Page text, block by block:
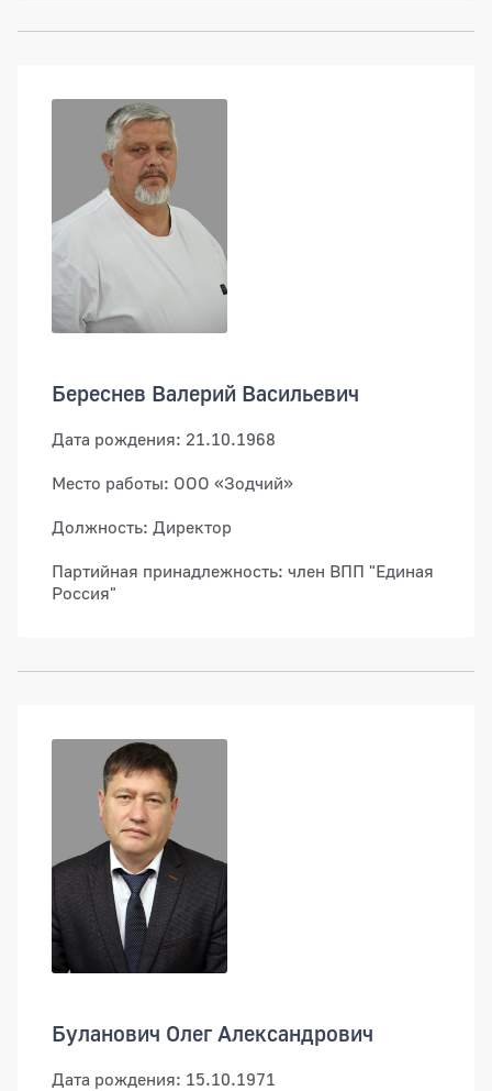
Береснев Валерий Васильевич
Дата рождения: 21.10.1968
Место работы: ООО «Зодчий»
Должность: Директор
Партийная принадлежность: член ВПП "Единая
Россия"
Буланович Олег Александрович
Дата рождения: 15.10.1971